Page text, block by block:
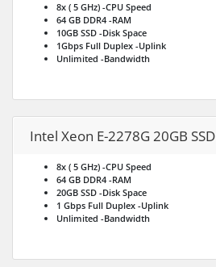
8x ( 5 GHz) -CPU Speed
64 GB DDR4 -RAM
10GB SSD -Disk Space
1Gbps Full Duplex -Uplink
Unlimited -Bandwidth
Intel Xeon E-2278G 20GB SSD
8x ( 5 GHz) -CPU Speed
64 GB DDR4 -RAM
20GB SSD -Disk Space
1 Gbps Full Duplex -Uplink
Unlimited -Bandwidth